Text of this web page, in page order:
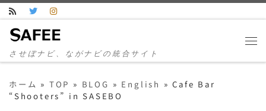
コンテンツへスキップ
させぼナビ、ながナビの統合サイト
ホーム » TOP » BLOG » English » Cafe Bar
“Shooters” in SASEBO